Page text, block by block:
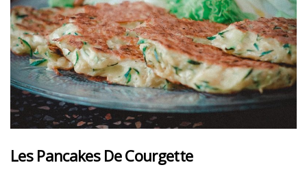
Les Pancakes De Courgette